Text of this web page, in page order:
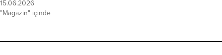
15.06.2026
"Magazin" içinde